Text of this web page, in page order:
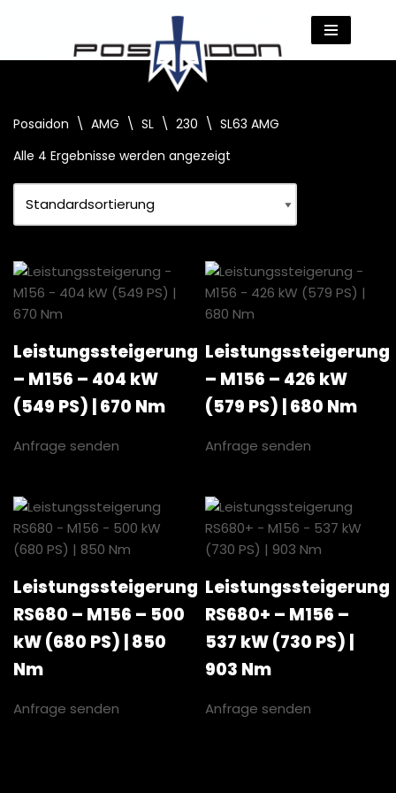
Posaidon \ AMG \ SL \ 230 \ SL63 AMG
Alle 4 Ergebnisse werden angezeigt
Leistungssteigerung
– M156 – 404 kW
(549 PS) | 670 Nm
Anfrage senden
Leistungssteigerung
– M156 – 426 kW
(579 PS) | 680 Nm
Anfrage senden
Leistungssteigerung
RS680 – M156 – 500
kW (680 PS) | 850
Nm
Anfrage senden
Leistungssteigerung
RS680+ – M156 –
537 kW (730 PS) |
903 Nm
Anfrage senden